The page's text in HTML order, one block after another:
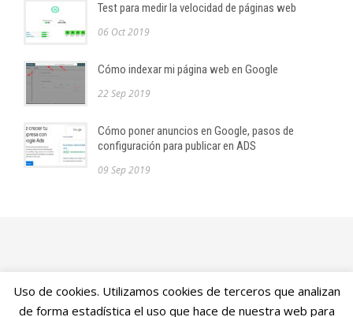
Test para medir la velocidad de páginas web
06 Oct 2019
Cómo indexar mi página web en Google
22 Sep 2019
Cómo poner anuncios en Google, pasos de
configuración para publicar en ADS
09 Sep 2019
, Posicionamiento y Diseño Web en Valencia
Uso de cookies. Utilizamos cookies de terceros que analizan
de forma estadística el uso que hace de nuestra web para